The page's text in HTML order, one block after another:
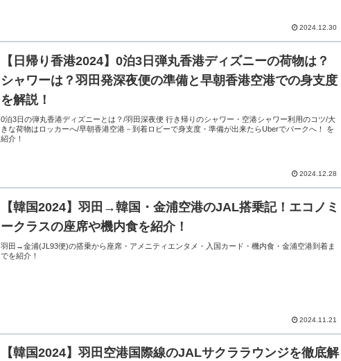
2024.12.30
【日帰り香港2024】0泊3日弾丸香港ディズニーの荷物は？
シャワーは？羽田発深夜便の準備と早朝香港空港での身支度
を解説！
0泊3日の弾丸香港ディズニーとは？/羽田深夜便 行き帰りのシャワー・空港シャワー利用のコツ/大
きな荷物はロッカーへ/早朝香港空港－到着ロビーで身支度・準備が出来たらUberでパークへ！ を
紹介！
2024.12.28
【韓国2024】羽田→韓国・金浦空港のJAL搭乗記！エコノミ
ークラスの座席や機内食を紹介！
羽田→金浦(JL93便)の搭乗から座席・アメニティエンタメ・入国カード・機内食・金浦空港到着ま
でを紹介！
2024.11.21
【韓国2024】羽田空港国際線のJALサクララウンジを徹底解